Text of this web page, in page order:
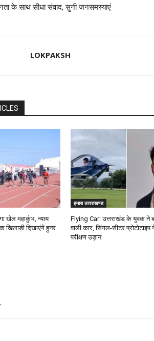
के साथ सीधा संवाद, सुनी जनसमस्याएं
LOKPAKSH
खेल महाकुंभ, न्याय
खिलाड़ी दिखाएंगे हुनर
हमारा उत्तराखण्ड
Flying Car: उत्तराखंड के युवक ने
वाली कार, सिंगल-सीटर प्रोटोटाइप
परीक्षण उड़ान